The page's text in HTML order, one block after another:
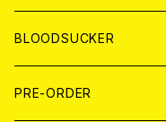
LP
7EP
LP
T-shirt
HOOD
WORLD
T-shirt
MAGAZINE
BOLLOCKS
写真集 (PHOTOBOOK)
BLOODSUCKER
CD
PRE-ORDER